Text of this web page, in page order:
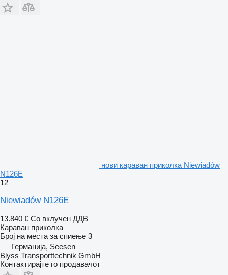
нови караван приколка Niewiadów
N126E
12
Niewiadów N126E
13.840 € Со вклучен ДДВ
Караван приколка
Број на места за спиење 3
Германија, Seesen
Blyss Transporttechnik GmbH
Контактирајте го продавачот